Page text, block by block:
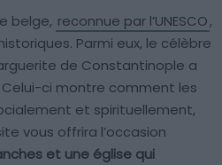
belge, reconnue par l’UNESCO,
Parmi eux, le célèbre
de Constantinople a
ci montre comment les
et spirituellement,
vous offrira l’occasion
et une église qui